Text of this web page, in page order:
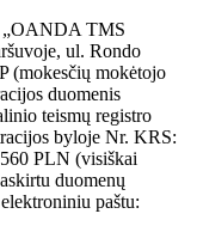
„OANDA TMS
ul. Rondo
(mokesčių mokėtojo
duomenis
teismų registro
byloje Nr. KRS:
PLN (visiškai
duomenų
paštu: